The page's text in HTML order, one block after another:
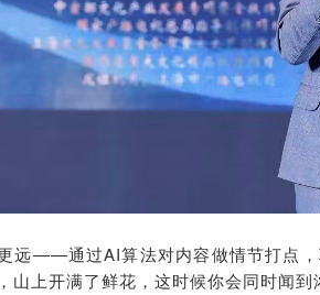
远——通过AI算法对内容做情节打点
山上开满了鲜花，这时候你会同时闻到